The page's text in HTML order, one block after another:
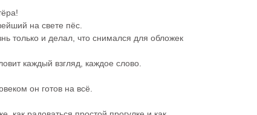
на свете пёс.
только и делал, что снимался для обложек
каждый взгляд, каждое слово.
он готов на всё.